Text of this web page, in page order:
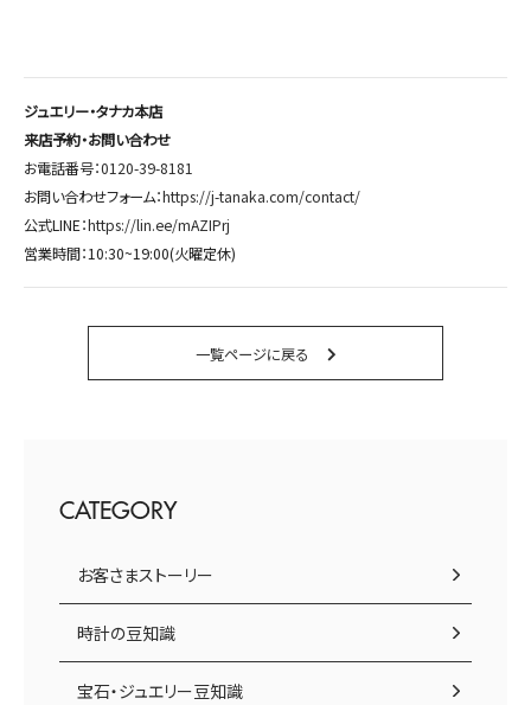
ジュエリー・タナカ本店
来店予約・お問い合わせ
お電話番号：0120-39-8181
お問い合わせフォーム：https://j-tanaka.com/contact/
公式LINE：https://lin.ee/mAZIPrj
営業時間：10:30~19:00(火曜定休)
一覧ページに戻る
CATEGORY
お客さまストーリー
時計の豆知識
宝石・ジュエリー豆知識